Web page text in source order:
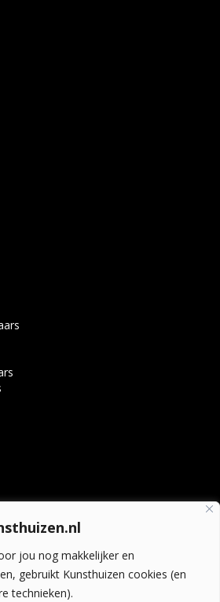
jou nog makkelijker en
gebruikt Kunsthuizen cookies (en
technieken).